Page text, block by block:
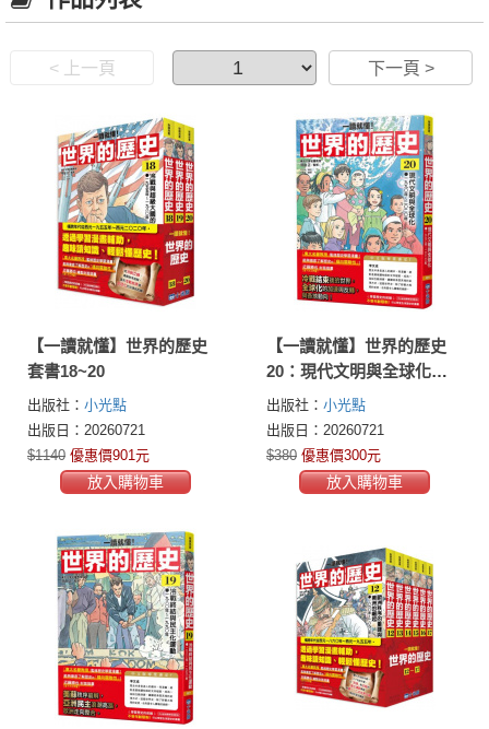
< 上一頁 下一頁 >
【一讀就懂】世界的歷史
套書18~20
出版社： 小光點
出版日：20260721
$1140 優惠價901元
放入購物車
【一讀就懂】世界的歷史
20：現代文明與全球化
（一九九〇年～二〇二〇
年）
出版社： 小光點
出版日：20260721
$380 優惠價300元
放入購物車